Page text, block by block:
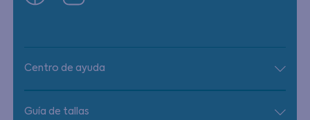
Centro de ayuda
Guía de tallas